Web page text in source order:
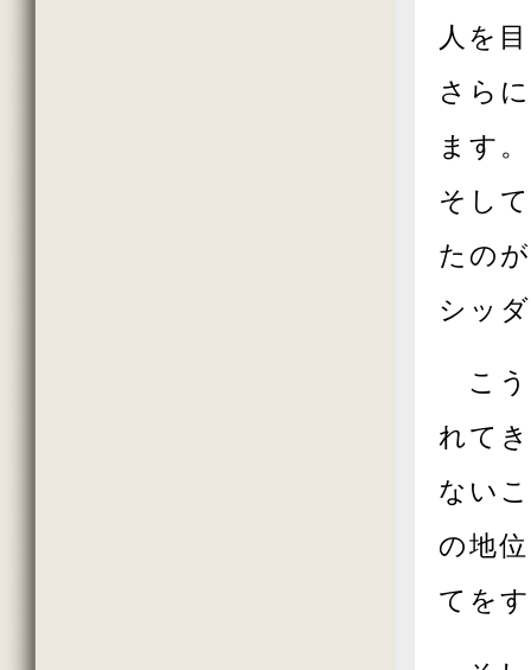
人を
さら
ます。
そし
たの
シッ
こう
れて
ない
の地
てを